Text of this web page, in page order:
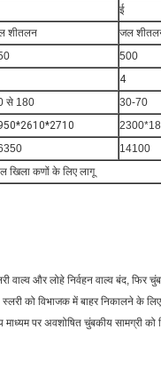
ई
शीतलन जल
500
4
से 180 30-70
14100
खिला कणों के लिए लागू
वाल्व और लोहे निर्वहन वाल्व
को विभाजक में बाहर निकालने के
पर अवशोषित चुंबकीय सामग्री को